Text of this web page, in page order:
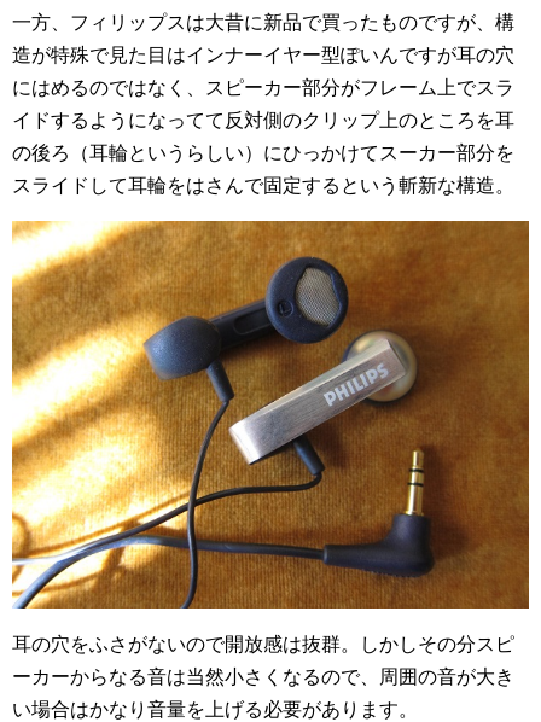
一方、フィリップスは大昔に新品で買ったものですが、構
造が特殊で見た目はインナーイヤー型ぽいんですが耳の穴
にはめるのではなく、スピーカー部分がフレーム上でスラ
イドするようになってて反対側のクリップ上のところを耳
の後ろ（耳輪というらしい）にひっかけてスーカー部分を
スライドして耳輪をはさんで固定するという斬新な構造。
耳の穴をふさがないので開放感は抜群。しかしその分スピ
ーカーからなる音は当然小さくなるので、周囲の音が大き
い場合はかなり音量を上げる必要があります。